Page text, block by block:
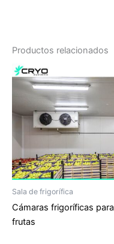
Productos relacionados
Sala de frigorífica
Cámaras frigoríficas para
frutas